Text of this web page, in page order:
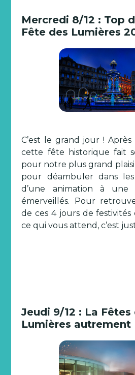
Mercredi 8/12 : Top
Fête des Lumières
C’est le grand jour ! Après
cette fête historique fait
pour notre plus grand
pour déambuler dans les
d’une animation à
émerveillés. Pour
de ces 4 jours de
ce qui vous attend, c’est
Jeudi 9/12 : La Fêtes
Lumières autrement